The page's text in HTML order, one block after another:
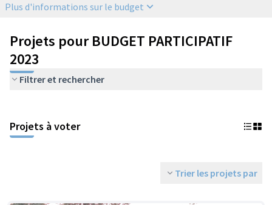
Plus d'informations sur le budget
Projets pour BUDGET PARTICIPATIF
2023
Filtrer et rechercher
Projets à voter
Trier les projets par